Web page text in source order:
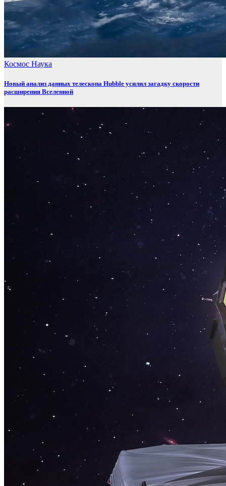
Космос Наука
Новый анализ данных телескопа Hubble усилил загадку скорости
расширения Вселенной